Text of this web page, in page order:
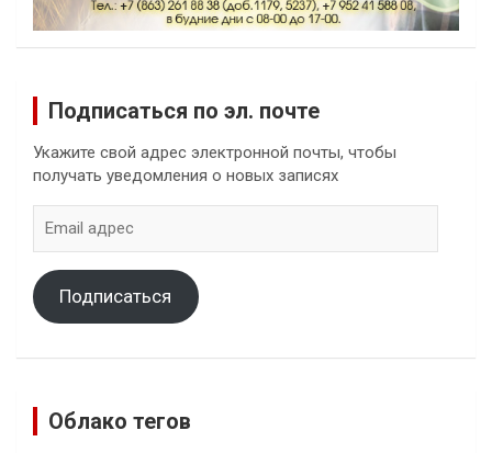
Подписаться по эл. почте
Укажите свой адрес электронной почты, чтобы
получать уведомления о новых записях
адрес
Подписаться
Облако тегов